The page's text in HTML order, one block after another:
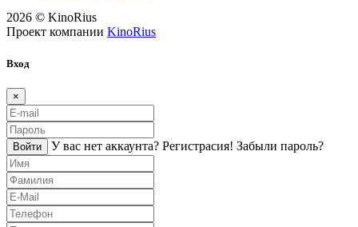
2026 © KinoRius
Проект компании KinoRius
Вход
×
Войти У вас нет аккаунта? Регистраcия! Забыли пароль?